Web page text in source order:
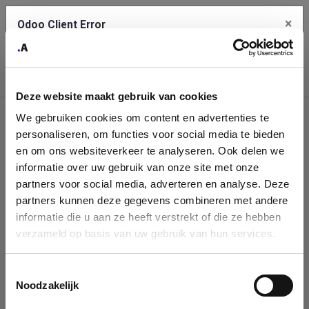
Deze website maakt gebruik van cookies
We gebruiken cookies om content en advertenties te
personaliseren, om functies voor social media te bieden
en om ons websiteverkeer te analyseren. Ook delen we
informatie over uw gebruik van onze site met onze
partners voor social media, adverteren en analyse. Deze
partners kunnen deze gegevens combineren met andere
informatie die u aan ze heeft verstrekt of die ze hebben
verzameld op basis van uw gebruik van hun services.
Noodzakelijk
Company
Identification
Please fill in your company details
You can search a company in our database by name, VAT or
enterprise ID. When a company is selected it will auto-complete the
form. If you don't find your company in our database, you can create
Odoo Client Error ×
service.
See details
Ok